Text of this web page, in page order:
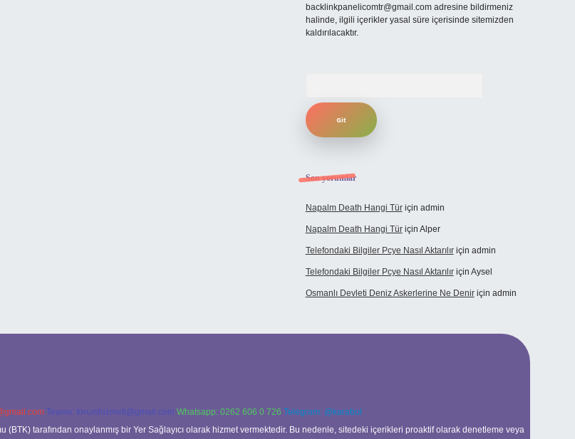
backlinkpanelicomtr@gmail.comadresine bildirmeniz
halinde, ilgili içerikler yasal süre içerisinde sitemizden
kaldırılacaktır.
Son yorumlar
Napalm Death Hangi Türiçin admin
Napalm Death Hangi Türiçin Alper
Telefondaki Bilgiler Pcye Nasıl Aktarılıriçin admin
Telefondaki Bilgiler Pcye Nasıl Aktarılıriçin Aysel
Osmanlı Devleti Deniz Askerlerine Ne Deniriçin admin
Teams: forumhizmeti@gmail.com Whatsapp: 0262 606 0 726 Telegram: @karabul
tarafından onaylanmış bir Yer Sağlayıcı olarak hizmet vermektedir. Bu nedenle, sitedeki içerikleri proaktif olarak denetleme veya